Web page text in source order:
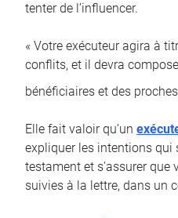
tenter de l’influencer.
« Votre exécuteur agira à
conflits, et il devra
bénéficiaires et des
Elle fait valoir qu’un
expliquer les intentions qui
testament et s’assurer
suivies à la lettre, dans un